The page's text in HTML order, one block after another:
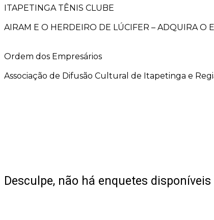
ITAPETINGA TÊNIS CLUBE
AIRAM E O HERDEIRO DE LÚCIFER – ADQUIRA O
Ordem dos Empresários
Associação de Difusão Cultural de Itapetinga e
Desculpe, não há enquetes